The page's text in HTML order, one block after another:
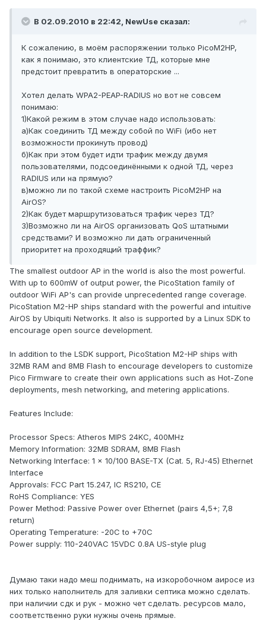
В 02.09.2010 в 22:42, NewUse сказал:
К сожалению, в моём распоряжении только PicoM2HP,
как я понимаю, это клиентские ТД, которые мне
предстоит превратить в операторские ...
Хотел делать WPA2-PEAP-RADIUS но вот не совсем
понимаю:
1)Какой режим в этом случае надо использовать:
а)Как соединить ТД между собой по WiFi (ибо нет
возможности прокинуть провод)
б)Как при этом будет идти трафик между двумя
пользователями, подсоединёнными к одной ТД, через
RADIUS или на прямую?
в)можно ли по такой схеме настроить PicoM2HP на
AirOS?
2)Как будет маршрутизоваться трафик через ТД?
3)Возможно ли на AirOS организовать QoS штатными
средствами? И возможно ли дать ограниченный
приоритет на проходящий траффик?
The smallest outdoor AP in the world is also the most powerful.
With up to 600mW of output power, the PicoStation family of
outdoor WiFi AP's can provide unprecedented range coverage.
PicoStation M2-HP ships standard with the powerful and intuitive
AirOS by Ubiquiti Networks. It also is supported by a Linux SDK to
encourage open source development.
In addition to the LSDK support, PicoStation M2-HP ships with
32MB RAM and 8MB Flash to encourage developers to customize
Pico Firmware to create their own applications such as Hot-Zone
deployments, mesh networking, and metering applications.
Features Include:
Processor Specs: Atheros MIPS 24KC, 400MHz
Memory Information: 32MB SDRAM, 8MB Flash
Networking Interface: 1 x 10/100 BASE-TX (Cat. 5, RJ-45) Ethernet
Interface
Approvals: FCC Part 15.247, IC RS210, CE
RoHS Compliance: YES
Power Method: Passive Power over Ethernet (pairs 4,5+; 7,8
return)
Operating Temperature: -20C to +70C
Power supply: 110-240VAC 15VDC 0.8A US-style plug
Думаю таки надо меш поднимать, на изкоробочном аиросе из
них только наполнитель для заливки септика можно сделать.
при наличии сдк и рук - можно чет сделать. ресурсов мало,
соответственно руки нужны очень прямые.